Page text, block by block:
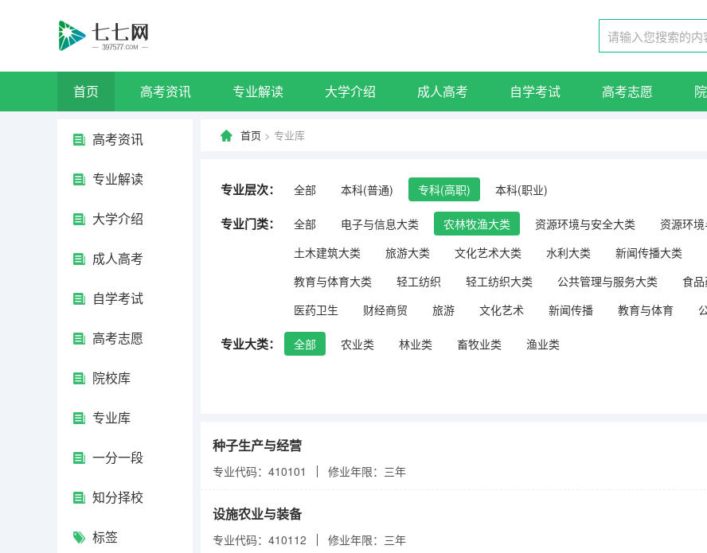
首页 高考资讯 专业解读 大学介绍 成人高考 自学考试 高考志愿
高考资讯
专业解读
大学介绍
成人高考
自学考试
高考志愿
院校库
专业库
一分一段
知分择校
标签
首页 > 专业库
专业层次： 全部 本科(普通) 专科(高职) 本科(职业)
专业门类： 全部 电子与信息大类 农林牧渔大类 资源环境与安全大类 资源环
土木建筑大类
旅游大类 文化艺术大类 水利大类 新闻传播大类
教育与体育大类
轻工纺织 轻工纺织大类 公共管理与服务大类 食
医药卫生
财经商贸 旅游 文化艺术 新闻传播 教育与体育
专业大类： 全部 农业类 林业类 畜牧业类 渔业类
种子生产与经营
专业代码：410101 修业年限：三年
设施农业与装备
专业代码：410112 修业年限：三年